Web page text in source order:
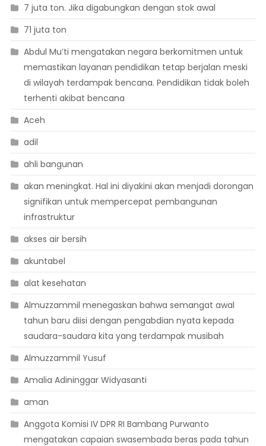
7 juta ton. Jika digabungkan dengan stok awal
71 juta ton
Abdul Mu’ti mengatakan negara berkomitmen untuk
memastikan layanan pendidikan tetap berjalan meski
di wilayah terdampak bencana. Pendidikan tidak boleh
terhenti akibat bencana
Aceh
adil
ahli bangunan
akan meningkat. Hal ini diyakini akan menjadi dorongan
signifikan untuk mempercepat pembangunan
infrastruktur
akses air bersih
akuntabel
alat kesehatan
Almuzzammil menegaskan bahwa semangat awal
tahun baru diisi dengan pengabdian nyata kepada
saudara-saudara kita yang terdampak musibah
Almuzzammil Yusuf
Amalia Adininggar Widyasanti
aman
Anggota Komisi IV DPR RI Bambang Purwanto
mengatakan capaian swasembada beras pada tahun